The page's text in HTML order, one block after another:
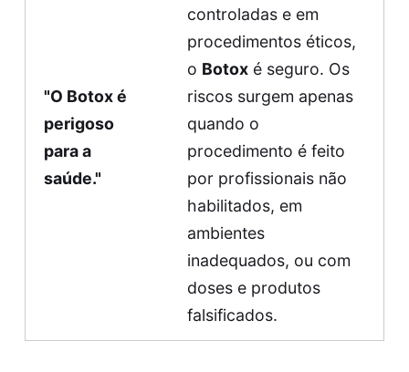
"O Botox é
perigoso
para a
saúde."
controladas e em
procedimentos éticos,
o Botox é seguro. Os
riscos surgem apenas
quando o
procedimento é feito
por profissionais não
habilitados, em
ambientes
inadequados, ou com
doses e produtos
falsificados.